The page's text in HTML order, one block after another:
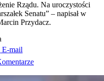
Rządu. Na uroczystości
Senatu” – napisał w
Przydacz.
E-mail